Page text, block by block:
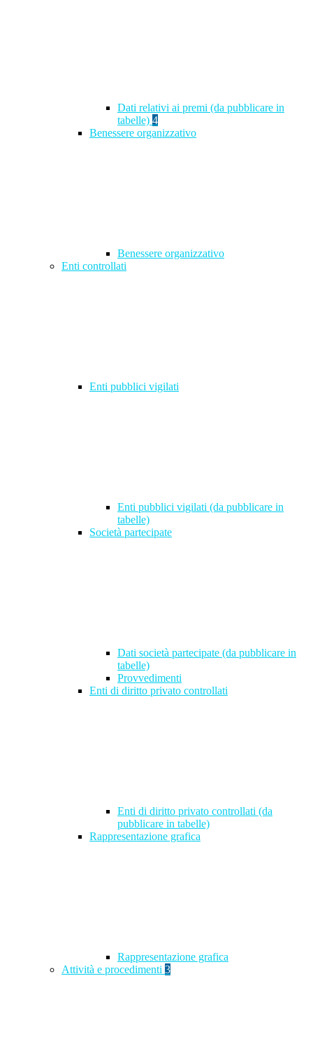
Dati relativi ai premi (da pubblicare in
tabelle) 4
Benessere organizzativo
Benessere organizzativo
Enti controllati
Enti pubblici vigilati
Enti pubblici vigilati (da pubblicare in
tabelle)
Società partecipate
Dati società partecipate (da pubblicare in
tabelle)
Provvedimenti
Enti di diritto privato controllati
Enti di diritto privato controllati (da
pubblicare in tabelle)
Rappresentazione grafica
Rappresentazione grafica
Attività e procedimenti 3